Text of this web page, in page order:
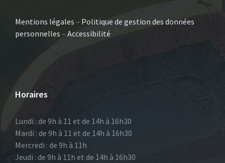
Mentions légales – Politique de gestion des données
personnelles – Accessibilité
Horaires
Lundi : de 9h à 11 et de 14h à 16h30
Mardi : de 9h à 11 et de 14h à 16h30
Mercredi : de 9h à 11h
Jeudi : de 9h à 11h et de 14h à 16h30